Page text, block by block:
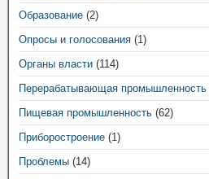
Образование (2)
Опросы и голосования (1)
Органы власти (114)
Перерабатывающая промышленность
Пищевая промышленность (62)
Приборостроение (1)
Проблемы (14)